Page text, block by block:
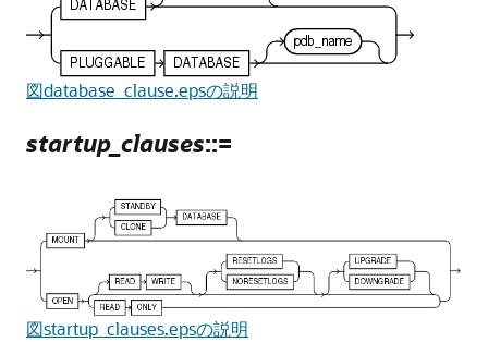
図database_clause.epsの説明
startup_clauses::=
図startup_clauses.epsの説明